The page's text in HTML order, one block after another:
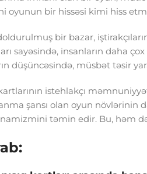
oyunun bir hissəsi kimi hiss
bir bazar,
sayəsində, insanların daha
düşüncəsində, müsbət təsir
istehlakçı
şansı olan oyun
təmin edir. Bu, həm